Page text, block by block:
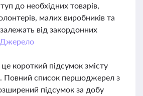
до необхідних товарів,
малих виробників та
від закордонних
Джерело
короткий підсумок змісту
Повний список першоджерел з
підсумок за добу